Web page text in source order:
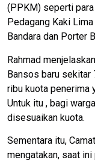
(PPKM) seperti
Pedagang Kaki
Bandara dan Porter
Rahmad
Bansos baru sekitar
ribu kuota penerima
Untuk itu , bagi
disesuaikan kuota.
Sementara itu,
mengatakan, saat